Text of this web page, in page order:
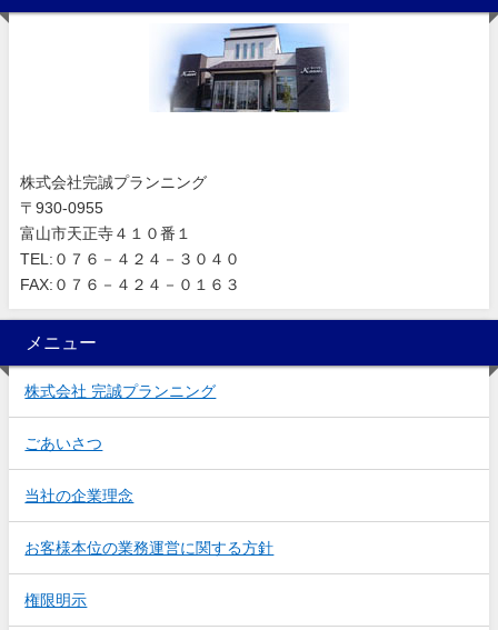
株式会社完誠プランニング
〒930-0955
富山市天正寺４１０番１
TEL:０７６－４２４－３０４０
FAX:０７６－４２４－０１６３
メニュー
株式会社 完誠プランニング
ごあいさつ
当社の企業理念
お客様本位の業務運営に関する方針
権限明示